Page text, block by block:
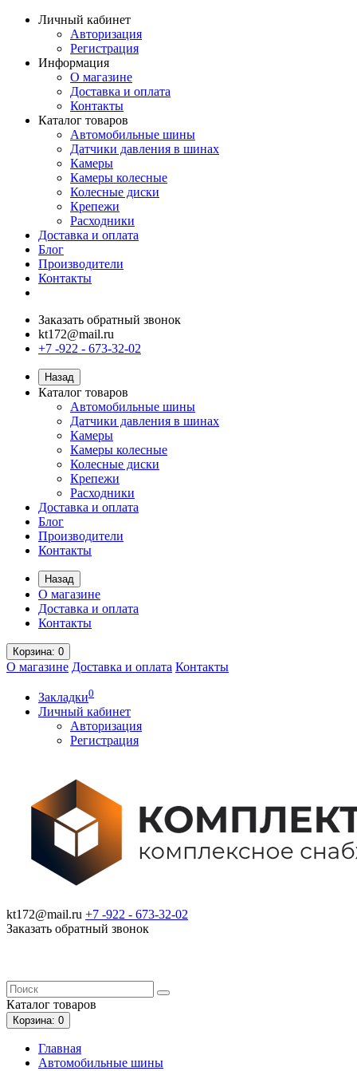
Личный кабинет
Авторизация
Регистрация
Информация
О магазине
Доставка и оплата
Контакты
Каталог товаров
Автомобильные шины
Датчики давления в шинах
Камеры
Камеры колесные
Колесные диски
Крепежи
Расходники
Доставка и оплата
Блог
Производители
Контакты
Заказать обратный звонок
kt172@mail.ru
+7 -922 - 673-32-02
Назад
Каталог товаров
Автомобильные шины
Датчики давления в шинах
Камеры
Камеры колесные
Колесные диски
Крепежи
Расходники
Доставка и оплата
Блог
Производители
Контакты
Назад
О магазине
Доставка и оплата
Контакты
Корзина: 0
О магазине Доставка и оплата Контакты
Закладки0
Личный кабинет
Авторизация
Регистрация
kt172@mail.ru +7 -922 - 673-32-02
Заказать обратный звонок
Каталог товаров
Корзина: 0
Главная
Автомобильные шины